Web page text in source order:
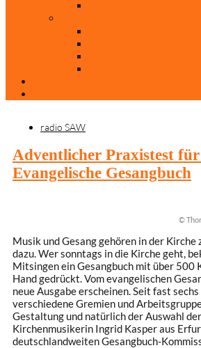
radio SAW
Adventlicher Praxistest für
Evangelische Gesangbuch
©
Musik und Gesang gehören in der
dazu. Wer sonntags in die Kirche geht,
Mitsingen ein Gesangbuch mit über 500
Hand gedrückt. Vom evangelischen
neue Ausgabe erscheinen. Seit fast
verschiedene Gremien und
Gestaltung und natürlich der Auswahl
Kirchenmusikerin Ingrid Kasper aus
deutschlandweiten Gesangbuch-